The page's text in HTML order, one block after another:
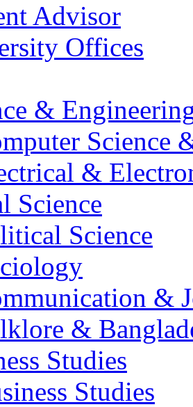
Advisor
Offices
&
Science
&
Science
Science
&
&
Studies
Studies